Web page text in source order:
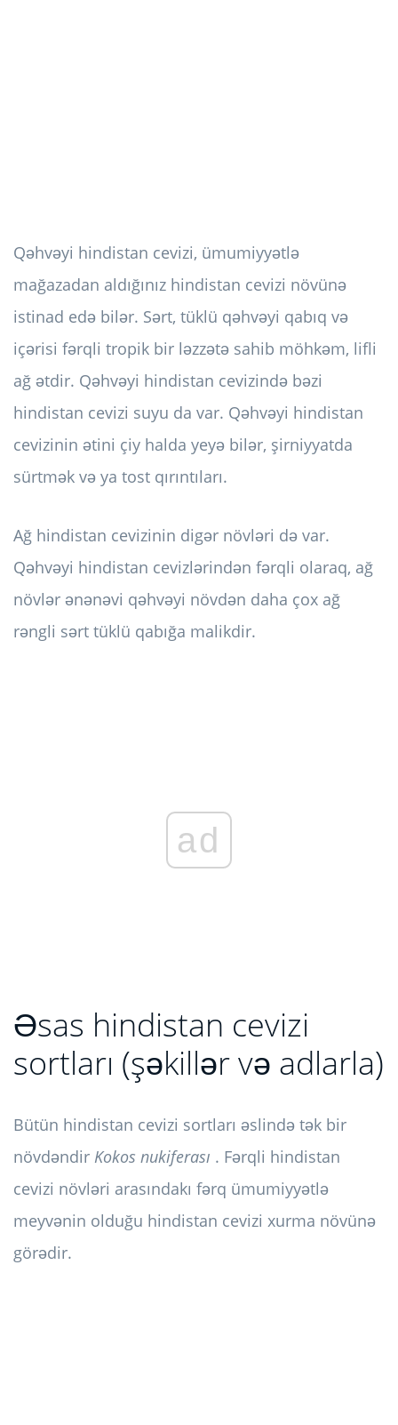
Qəhvəyi hindistan cevizi, ümumiyyətlə
mağazadan aldığınız hindistan cevizi növünə
istinad edə bilər. Sərt, tüklü qəhvəyi qabıq və
içərisi fərqli tropik bir ləzzətə sahib möhkəm, lifli
ağ ətdir. Qəhvəyi hindistan cevizində bəzi
hindistan cevizi suyu da var. Qəhvəyi hindistan
cevizinin ətini çiy halda yeyə bilər, şirniyyatda
sürtmək və ya tost qırıntıları.
Ağ hindistan cevizinin digər növləri də var.
Qəhvəyi hindistan cevizlərindən fərqli olaraq, ağ
növlər ənənəvi qəhvəyi növdən daha çox ağ
rəngli sərt tüklü qabığa malikdir.
ad
Əsas hindistan cevizi
sortları (şəkillər və adlarla)
Bütün hindistan cevizi sortları əslində tək bir
növdəndir Kokos nukiferası . Fərqli hindistan
cevizi növləri arasındakı fərq ümumiyyətlə
meyvənin olduğu hindistan cevizi xurma növünə
görədir.